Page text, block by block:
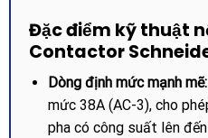
Đặc điểm kỹ thuật
Contactor
Dòng định mức mạnh mẽ:
mức 38A (AC-3), cho
pha có công suất lên